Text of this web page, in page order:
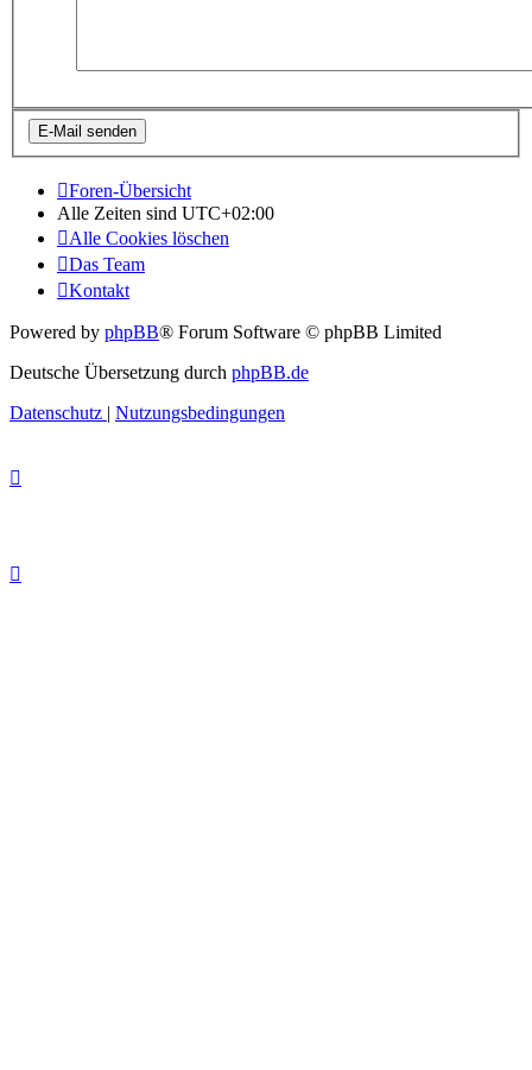
Foren-Übersicht
Alle Zeiten sind UTC+02:00
Alle Cookies löschen
Das Team
Kontakt
Powered by phpBB® Forum Software © phpBB Limited
Deutsche Übersetzung durch phpBB.de
Datenschutz | Nutzungsbedingungen